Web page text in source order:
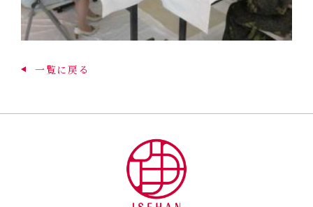
一覧に戻る